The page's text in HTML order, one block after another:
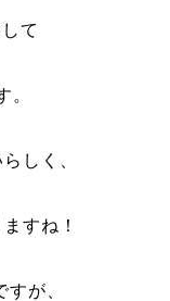
て
。
しく、
すね！
が、